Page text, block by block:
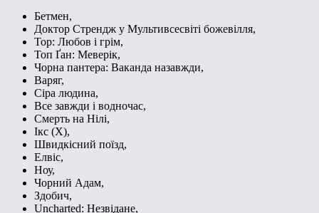
Бетмен,
Доктор Стрендж у Мультивсесвіті божевілля,
Тор: Любов і грім,
Топ Ґан: Меверік,
Чорна пантера: Ваканда назавжди,
Варяг,
Сіра людина,
Все завжди і водночас,
Смерть на Нілі,
Ікс (X),
Швидкісний поїзд,
Елвіс,
Ноу,
Чорний Адам,
Здобич,
Uncharted: Незвідане,